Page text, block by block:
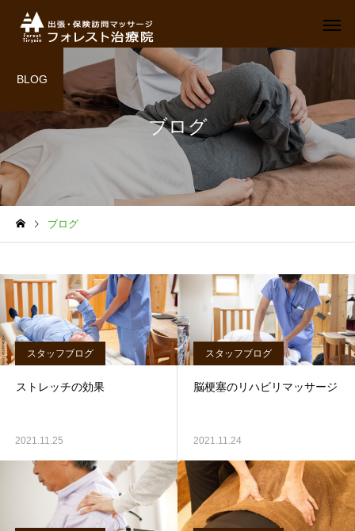
ブログ
BLOG
ブログ
スタッフブログ
ストレッチの効果
2021.11.25
スタッフブログ
脳梗塞のリハビリマッサージ
2021.11.24